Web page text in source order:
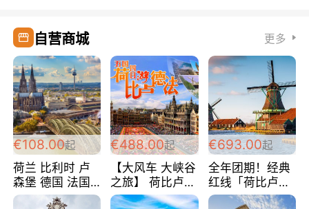
自营商城 更多
€108.00起
荷兰 比利时 卢
森堡 德国 法国
超爽玩遍西欧 循
€488.00起
【大风车 大峡谷
之旅】 荷比卢德
法 巴黎上下 经
€693.00起
全年团期！经典
红线「荷比卢德
法」七天循环 五